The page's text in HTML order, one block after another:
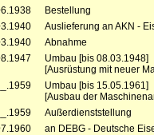
Bestellung
Auslieferung an AKN -
Abnahme
Umbau [bis 08.03.1948]
[Ausrüstung mit neuer
Umbau [bis 15.05.1961]
[Ausbau der
Außerdienststellung
an DEBG - Deutsche